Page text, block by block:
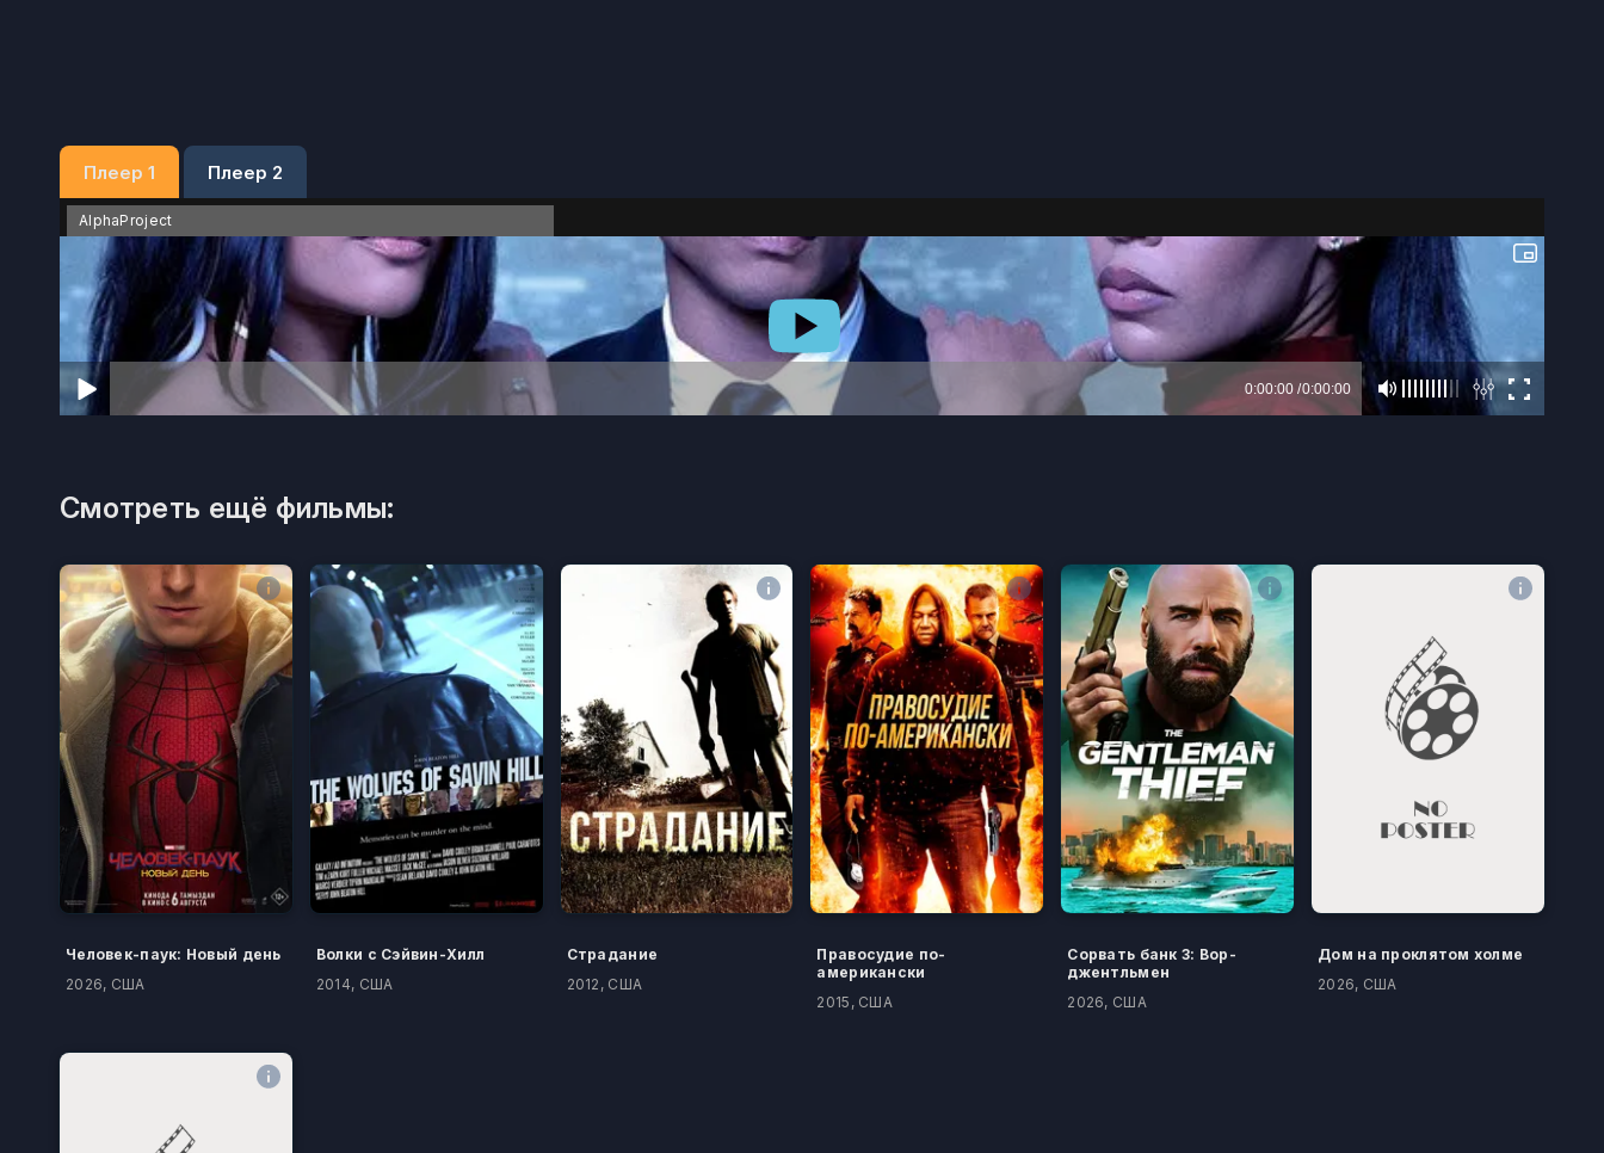
Плеер 1 Плеер 2
AlphaProject
Смотреть ещё фильмы:
Человек-паук: Новый день
2026, США
Волки с Сэйвин-Хилл
2014, США
Страдание
2012, США
Правосудие по-
американски
2015, США
Сорвать банк 3: Вор-
джентльмен
2026, США
Дом на проклятом холме
2026, США